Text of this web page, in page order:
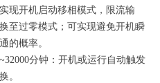
现开机启动移相模式，限流输
至过零模式；可实现避免开机瞬
的概率。
分钟：开机或运行自动触发
。